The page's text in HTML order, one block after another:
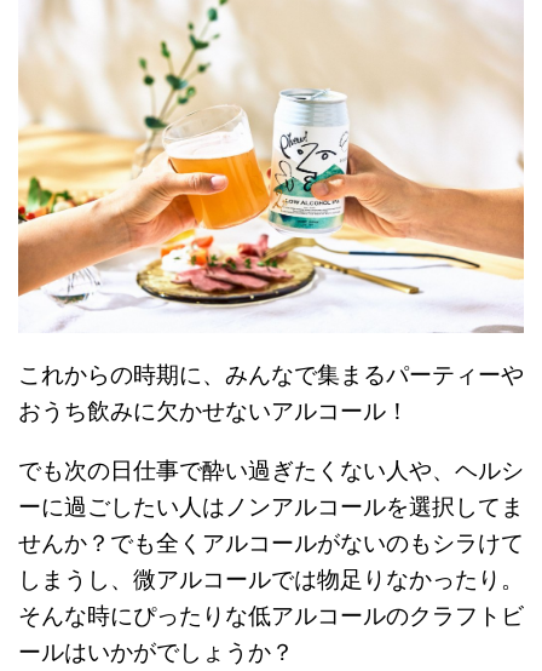
これからの時期に、みんなで集まるパーティーや
おうち飲みに欠かせないアルコール！
でも次の日仕事で酔い過ぎたくない人や、ヘルシ
ーに過ごしたい人はノンアルコールを選択してま
せんか？でも全くアルコールがないのもシラけて
しまうし、微アルコールでは物足りなかったり。
そんな時にぴったりな低アルコールのクラフトビ
ールはいかがでしょうか？